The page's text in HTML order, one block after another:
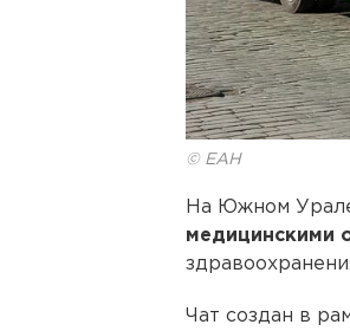
© ЕАН
На Южном
медицинскими
Чат создан в